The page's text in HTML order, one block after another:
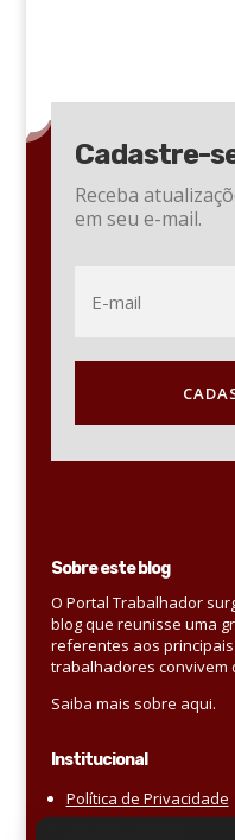
Cadastre-
Receba
em seu e-mail.
Sobre este blog
O Portal Trabalhador
blog que reunisse uma
referentes aos
trabalhadores convivem
Saiba mais sobre aqui.
Institucional
Política de Privacidade